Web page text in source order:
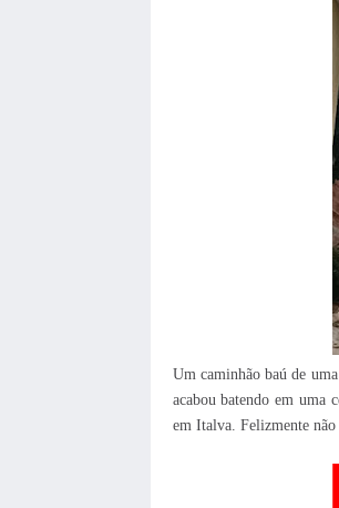
Um caminhão baú de
acabou batendo em uma
em Italva. Felizmente